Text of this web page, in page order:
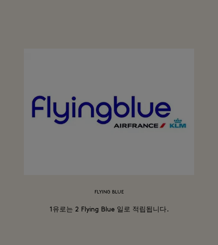
FLYING BLUE
1유로는 2 Flying Blue 일로 적립됩니다.